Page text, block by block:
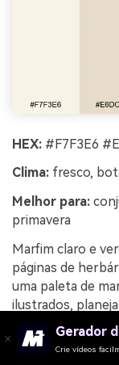
HEX: #F7F3E6
Clima: fresco,
Melhor para:
primavera
Marfim claro e
páginas de
uma paleta de
ilustrados,
um toque
aquarela e
Gerador
Crie vídeos